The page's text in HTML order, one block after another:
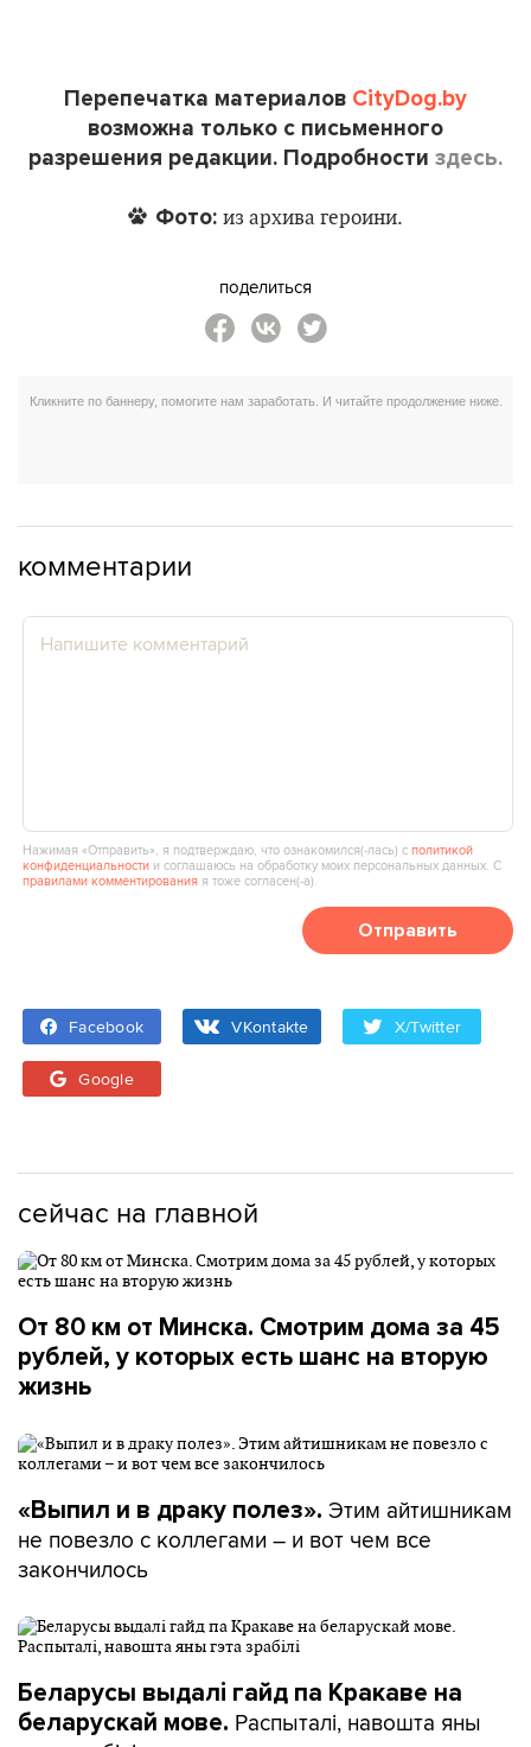
Перепечатка материалов CityDog.by
возможна только с письменного
разрешения редакции. Подробности здесь.
Фото: из архива героини.
поделиться
комментарии
Нажимая «Отправить», я подтверждаю, что ознакомился(‑лась) сполитикой
конфиденциальности и соглашаюсь на обработку моих персональных данных. С
правилами комментирования я тоже согласен(‑а).
Отправить
Facebook VKontakte X/Twitter
Google
сейчас на главной
От 80 км от Минска. Смотрим дома за 45
рублей, у которых есть шанс на вторую
жизнь
«Выпил и в драку полез». Этим айтишникам
не повезло с коллегами – и вот чем все
закончилось
Беларусы выдалі гайд па Кракаве на
беларускай мове. Распыталі, навошта яны